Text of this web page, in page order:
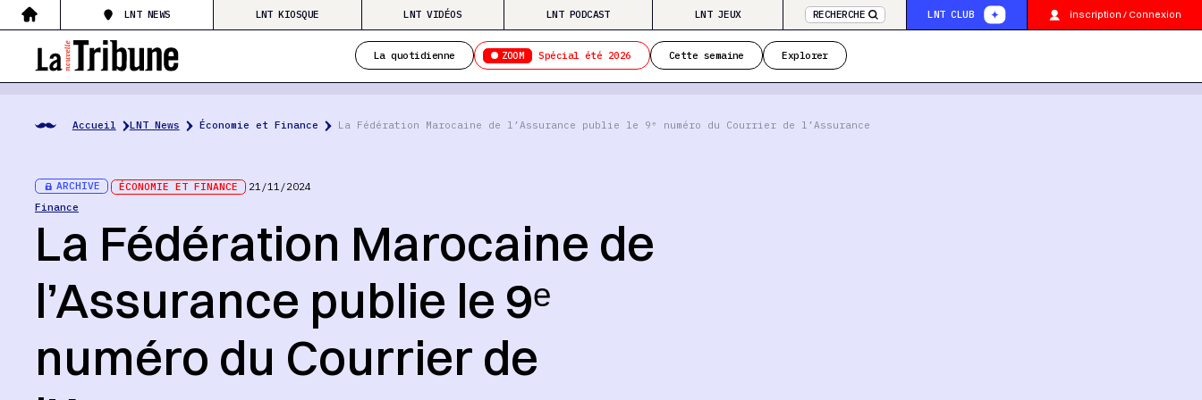
LNT NEWS LNT KIOSQUE LNT VIDÉOS LNT PODCAST LNT JEUX RECHERCHE LNT CLUB inscription / Connexion
La quotidienne ZOOM Spécial été 2026 Cette semaine Explorer
Accueil LNT News Économie et Finance La Fédération Marocaine de l’Assurance publie le 9ᵉ numéro du Courrier de l’Assurance
ARCHIVE ÉCONOMIE ET FINANCE
21/11/2024
Finance
La Fédération Marocaine de
l’Assurance publie le 9ᵉ
numéro du Courrier de